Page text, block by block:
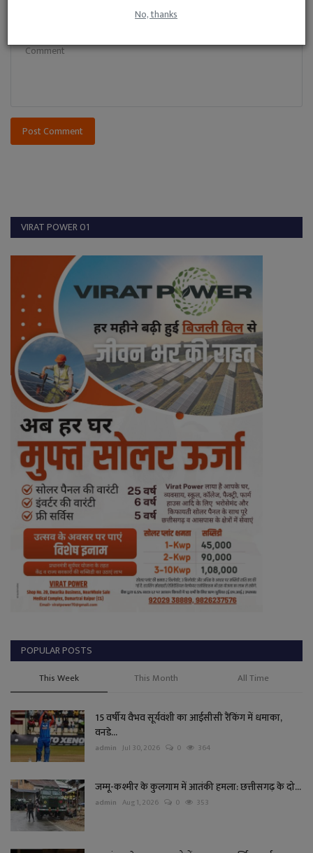
No, thanks
Post Comment
VIRAT POWER 01
POPULAR POSTS
This Week This Month All Time
15 वर्षीय वैभव सूर्यवंशी का आईसीसी रैंकिंग में धमाका,
वनडे...
admin Jul 30, 2026 0 364
जम्मू-कश्मीर के कुलगाम में आतंकी हमला: छत्तीसगढ़ के दो...
admin Aug 1, 2026 0 353